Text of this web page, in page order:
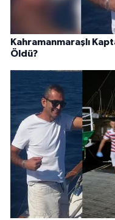
Kahramanmaraşlı
Öldü?